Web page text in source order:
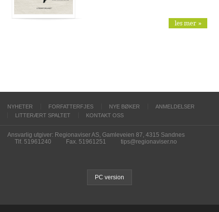
les mer »
NYHETER FORFATTERFJES NYE BØKER
ANMELDELSER
LITTERÆRT SPALTET
KONTAKT OSS
Ansvarlig utgiver: Regionaviser AS, Gamleveien 87, 4315 Sandnes
Tlf. 51961240
Fax. 51961251 tips@regionaviser.no
PC version